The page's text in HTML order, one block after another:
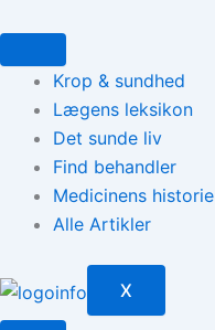
til
indholdetKrop & sundhed
Lægens leksikon
Det sunde liv
Find behandler
Medicinens historie
Alle Artikler
X